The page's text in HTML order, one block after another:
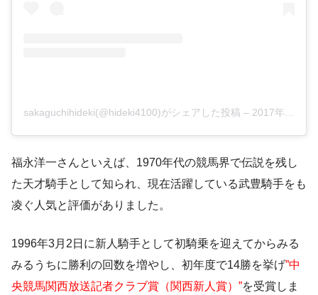
sakaguchihideki(@hideki4100)がシェアした投稿 – 2017年 8月月4日午前5時03分PDT
福永洋一さんといえば、1970年代の競馬界で伝説を残し
た天才騎手として知られ、現在活躍している武豊騎手をも
凌ぐ人気と評価がありました。
1996年3月2日に新人騎手として初騎乗を迎えてからみる
みるうちに勝利の回数を増やし、初年度で14勝を挙げ”中
央競馬関西放送記者クラブ賞（関西新人賞）”を受賞しま